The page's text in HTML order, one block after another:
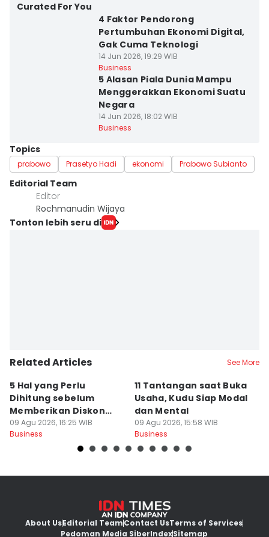
Curated For You
4 Faktor Pendorong
Pertumbuhan Ekonomi Digital,
Gak Cuma Teknologi
14 Jun 2026, 19:29 WIB
Business
5 Alasan Piala Dunia Mampu
Menggerakkan Ekonomi Suatu
Negara
14 Jun 2026, 18:02 WIB
Business
Topics
prabowo Prasetyo Hadi ekonomi Prabowo Subianto
Editorial Team
Editor
Rochmanudin Wijaya
Tonton lebih seru di
Related Articles See More
5 Hal yang Perlu
Dihitung sebelum
Memberikan Diskon
Besar pada Produk
09 Agu 2026, 16:25 WIB
Business
11 Tantangan saat Buka
Usaha, Kudu Siap Modal
dan Mental
09 Agu 2026, 15:58 WIB
Business
About UsEditorial TeamContact UsTerms of Services
Pedoman Media SiberIndexSitemap